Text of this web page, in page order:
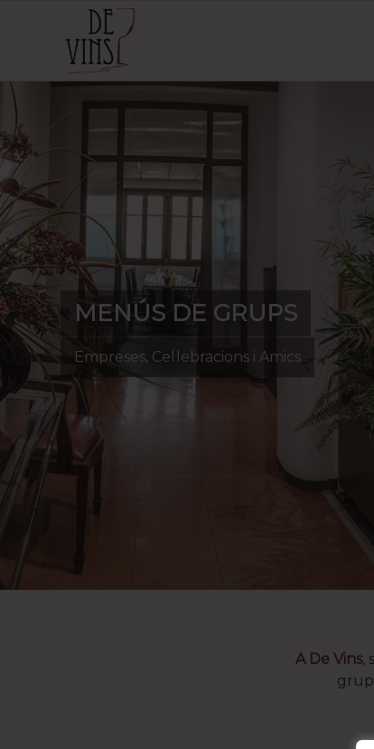
MENÚS DE GRUPS
Empreses, Cel·lebracions i Amics
A De Vins,
grup